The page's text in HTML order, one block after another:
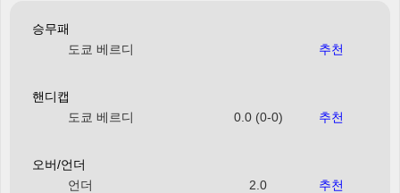
승무패
도쿄 베르디
추천
핸디캡
도쿄 베르디
0.0 (0-0) 추천
오버/언더
언더
2.0 추천